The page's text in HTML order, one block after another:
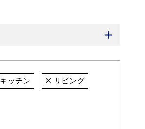
キッチン リビング